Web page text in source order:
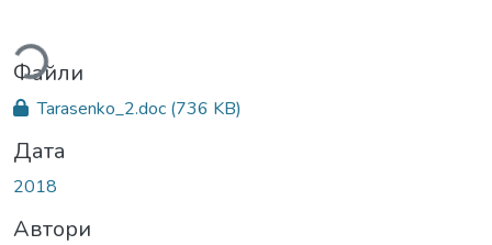
Файли
Tarasenko_2.doc (736 KB)
Дата
2018
Автори